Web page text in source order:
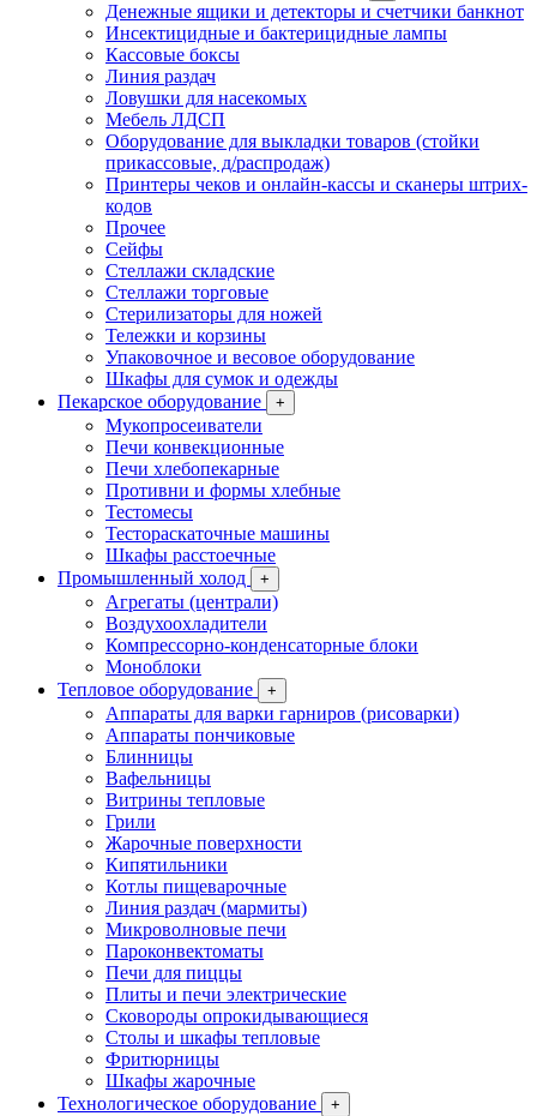
Денежные ящики и детекторы и счетчики банкнот
Инсектицидные и бактерицидные лампы
Кассовые боксы
Линия раздач
Ловушки для насекомых
Мебель ЛДСП
Оборудование для выкладки товаров (стойки
прикассовые, д/распродаж)
Принтеры чеков и онлайн-кассы и сканеры штрих-
кодов
Прочее
Сейфы
Стеллажи складские
Стеллажи торговые
Стерилизаторы для ножей
Тележки и корзины
Упаковочное и весовое оборудование
Шкафы для сумок и одежды
Пекарское оборудование
+
Мукопросеиватели
Печи конвекционные
Печи хлебопекарные
Противни и формы хлебные
Тестомесы
Тестораскаточные машины
Шкафы расстоечные
Промышленный холод
+
Агрегаты (централи)
Воздухоохладители
Компрессорно-конденсаторные блоки
Моноблоки
Тепловое оборудование
+
Аппараты для варки гарниров (рисоварки)
Аппараты пончиковые
Блинницы
Вафельницы
Витрины тепловые
Грили
Жарочные поверхности
Кипятильники
Котлы пищеварочные
Линия раздач (мармиты)
Микроволновые печи
Пароконвектоматы
Печи для пиццы
Плиты и печи электрические
Сковороды опрокидывающиеся
Столы и шкафы тепловые
Фритюрницы
Шкафы жарочные
Технологическое оборудование
+